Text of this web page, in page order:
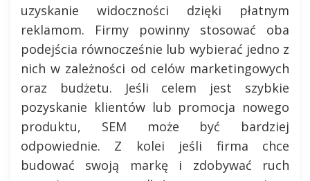
uzyskanie widoczności dzięki płatnym
reklamom. Firmy powinny stosować oba
podejścia równocześnie lub wybierać jedno z
nich w zależności od celów marketingowych
oraz budżetu. Jeśli celem jest szybkie
pozyskanie klientów lub promocja nowego
produktu, SEM może być bardziej
odpowiednie. Z kolei jeśli firma chce
budować swoją markę i zdobywać ruch